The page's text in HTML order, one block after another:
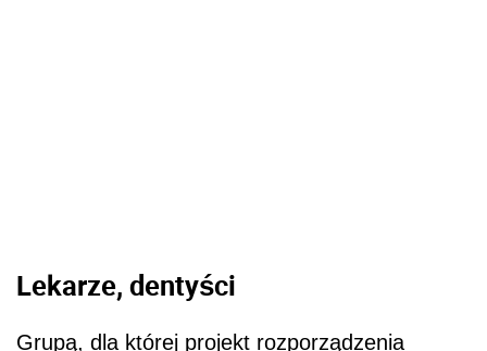
Lekarze, dentyści
Grupą, dla której projekt rozporządzenia